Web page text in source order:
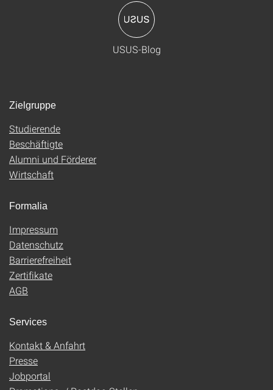
USUS-Blog
Zielgruppe
Studierende
Beschäftigte
Alumni und Förderer
Wirtschaft
Formalia
Impressum
Datenschutz
Barrierefreiheit
Zertifikate
AGB
Services
Kontakt & Anfahrt
Presse
Jobportal